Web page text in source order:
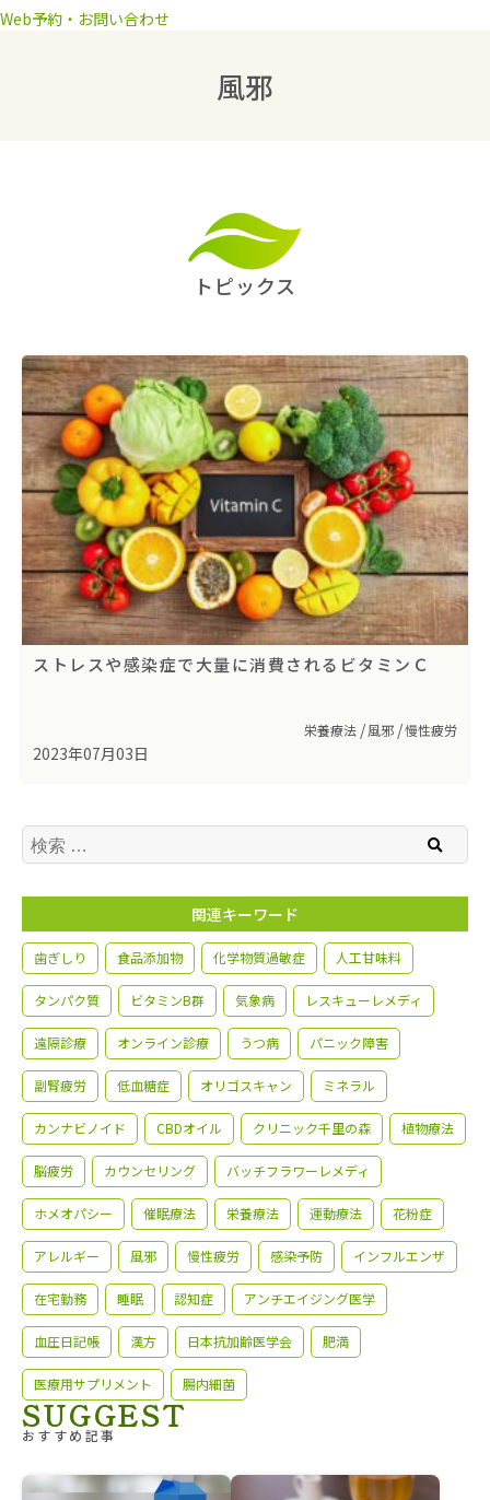
Web予約・お問い合わせ
風邪
トピックス
ストレスや感染症で大量に消費されるビタミンＣ
栄養療法 風邪 慢性疲労
2023年07月03日
検索
関連キーワード
歯ぎしり 食品添加物 化学物質過敏症 人工甘味料
タンパク質 ビタミンB群 気象病 レスキューレメディ
遠隔診療 オンライン診療 うつ病 パニック障害
副腎疲労 低血糖症 オリゴスキャン ミネラル
カンナビノイド CBDオイル クリニック千里の森 植物療法
脳疲労 カウンセリング バッチフラワーレメディ
ホメオパシー 催眠療法 栄養療法 運動療法 花粉症
アレルギー 風邪 慢性疲労 感染予防 インフルエンザ
在宅勤務 睡眠 認知症 アンチエイジング医学
血圧日記帳 漢方 日本抗加齢医学会 肥満
医療用サプリメント 腸内細菌
SUGGEST
おすすめ記事